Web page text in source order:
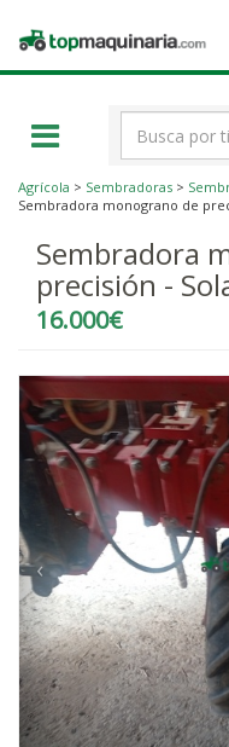
Topmaquinaria.com
Agrícola > Sembradoras >
Sembradora monograno de
Sembradora
precisión -
16.000€
‹